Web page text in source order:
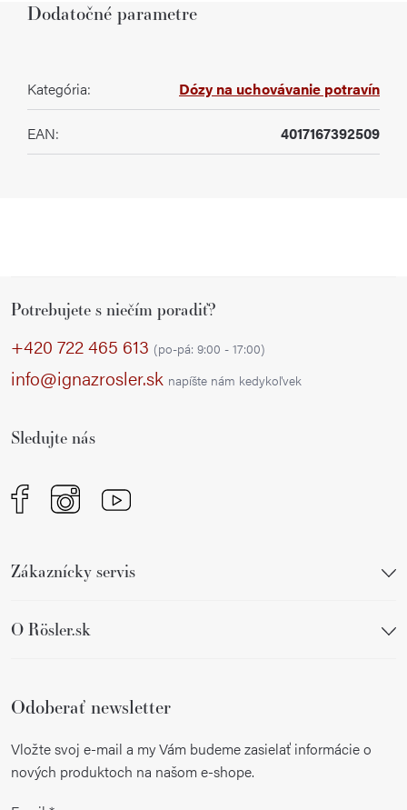
Dodatočné parametre
Kategória: Dózy na uchovávanie potravín
EAN: 4017167392509
Potrebujete s niečím poradiť?
+420 722 465 613 (po-pá: 9:00 - 17:00)
info@ignazrosler.sk napíšte nám kedykoľvek
Sledujte nás
Zákaznícky servis
O Rösler.sk
Odoberať newsletter
Vložte svoj e-mail a my Vám budeme zasielať informácie o
nových produktoch na našom e-shope.